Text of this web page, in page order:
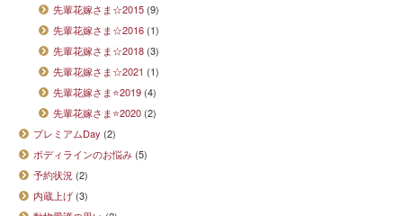
先輩花嫁さま☆2015 (9)
先輩花嫁さま☆2016 (1)
先輩花嫁さま☆2018 (3)
先輩花嫁さま☆2021 (1)
先輩花嫁さま⭐2019 (4)
先輩花嫁さま⭐2020 (2)
プレミアムDay (2)
ボディラインのお悩み (5)
予約状況 (2)
内蔵上げ (3)